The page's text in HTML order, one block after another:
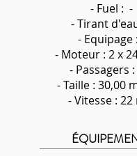
- Fuel : -
-Tirant
- Equipage
- Moteur : 2 x
- Passagers
- Taille : 30,00
- Vitesse : 22